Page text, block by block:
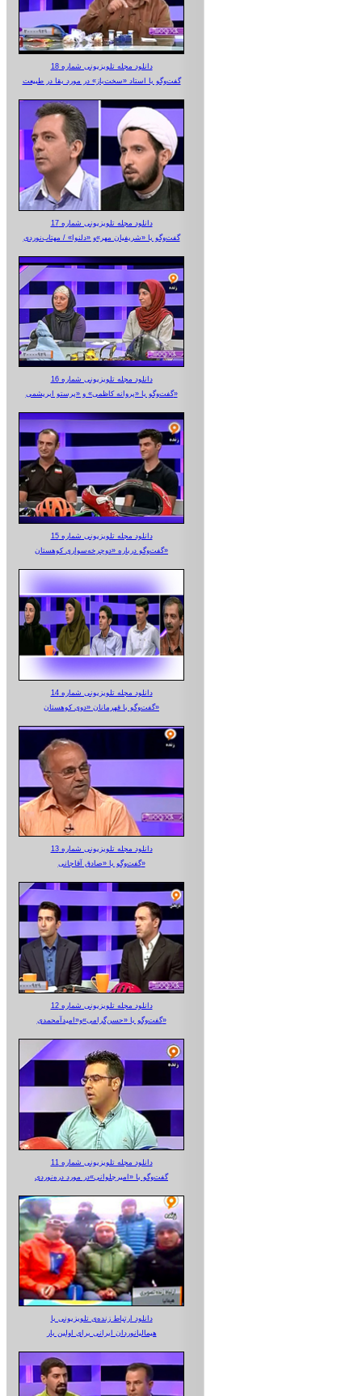
دانلود مجله تلویزیونی شماره 18
گفت‌وگو با استاد «سخت‌باز» در مورد بقا در طبیعت
دانلود مجله تلویزیونی شماره 17
گفت‌وگو با «شریفیان مهر»‌و «دلنوا» / مهتاب‌نوردی
دانلود مجله تلویزیونی شماره 16
گفت‌وگو با «پروانه کاظمی» و «پرستو‌ ابریشمی»
دانلود مجله تلویزیونی شماره 15
گفت‌وگو درباره «دوچرخه‌سواری کوهستان»
دانلود مجله تلویزیونی شماره 14
گفت‌وگو با قهرمانان «دوی کوهستان»
دانلود مجله تلویزیونی شماره 13
گفت‌وگو با «صادق آقاجانی»
دانلود مجله تلویزیونی شماره 12
گفت‌وگو با «حسن‌گرامی»و«امیدآمحمدی»
دانلود مجله تلویزیونی شماره 11
گفت‌وگو با «امیرجلوانی»در مورد دره‌نوردی
دانلود ارتباط زنده‌ی تلویزیونی‌ با
هیمالیانوردان ایرانی برای اولین بار